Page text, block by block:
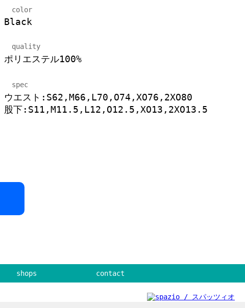
color
Black
quality
ポリエステル100%
spec
ウエスト:S62,M66,L70,O74,XO76,2XO80
股下:S11,M11.5,L12,O12.5,XO13,2XO13.5
shops contact